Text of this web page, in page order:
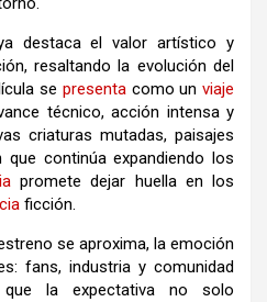
destaca el valor artístico y
resaltando la evolución del
se presentacomo unviaje
técnico, acción intensa y
criaturas mutadas, paisajes
continúa expandiendo los
promete dejar huella en los
ficción.
se aproxima, la emoción
fans, industria y comunidad
la expectativa no solo